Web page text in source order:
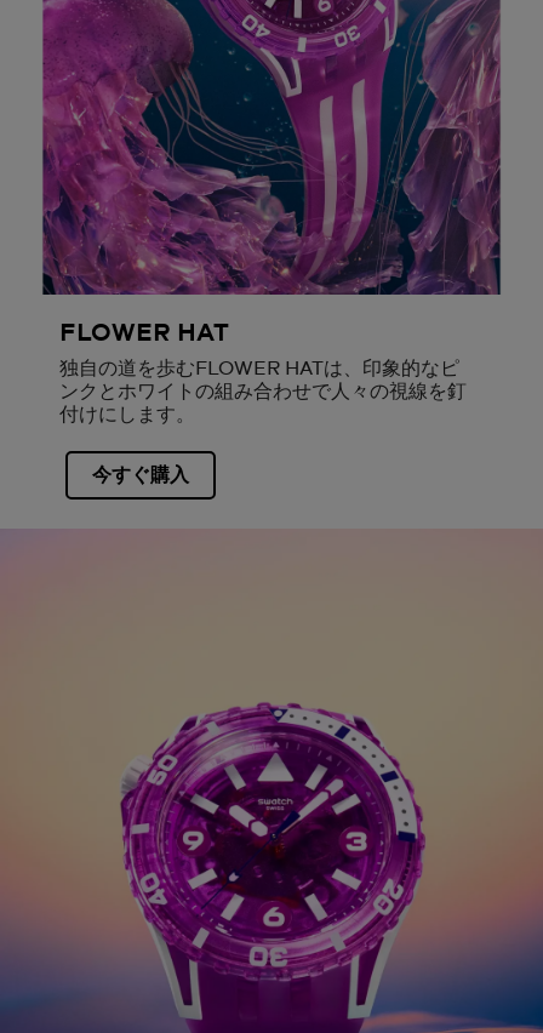
FLOWER HAT
独自の道を歩むFLOWER HATは、印象的なピ
ンクとホワイトの組み合わせで人々の視線を釘
付けにします。
今すぐ購入